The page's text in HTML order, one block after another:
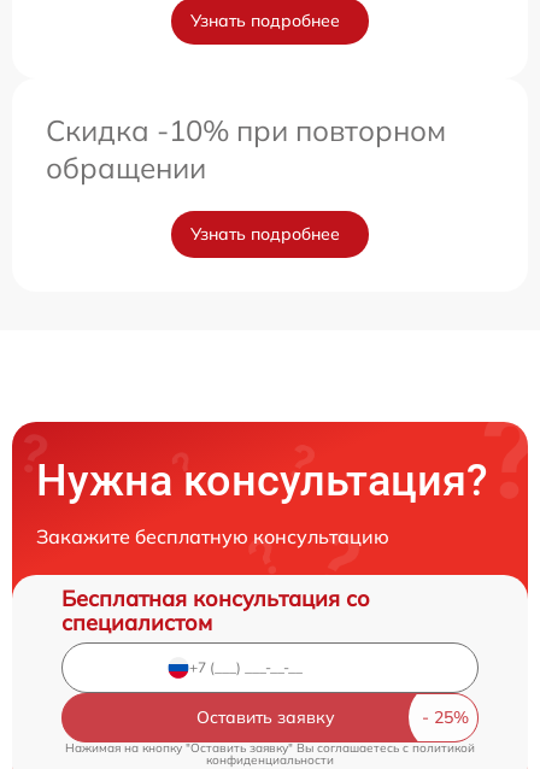
Узнать подробнее
Скидка -10% при повторном
обращении
Узнать подробнее
Нужна консультация?
Закажите бесплатную консультацию
Бесплатная консультация со
специалистом
Оставить заявку
Нажимая на кнопку "Оставить заявку" Вы соглашаетесь cполитикой
конфиденциальности